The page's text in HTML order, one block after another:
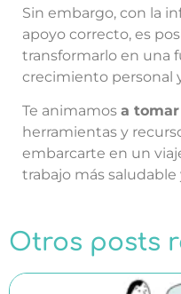
Sin embargo, con la
apoyo correcto, es
transformarlo en una
crecimiento personal
Te animamos a
herramientas y
embarcarte en un
trabajo más
Otros posts